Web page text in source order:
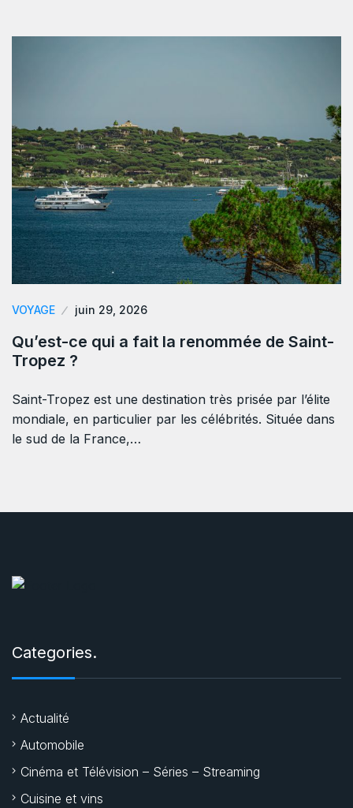
VOYAGE juin 29, 2026
Qu’est-ce qui a fait la renommée de Saint-
Tropez ?
Saint-Tropez est une destination très prisée par l’élite
mondiale, en particulier par les célébrités. Située dans
le sud de la France,…
Categories.
Actualité
Automobile
Cinéma et Télévision – Séries – Streaming
Cuisine et vins